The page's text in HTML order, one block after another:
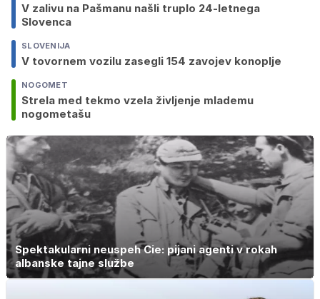
V zalivu na Pašmanu našli truplo 24-letnega
Slovenca
SLOVENIJA
V tovornem vozilu zasegli 154 zavojev konoplje
NOGOMET
Strela med tekmo vzela življenje mlademu
nogometašu
Spektakularni neuspeh Cie: pijani agenti v rokah
albanske tajne službe